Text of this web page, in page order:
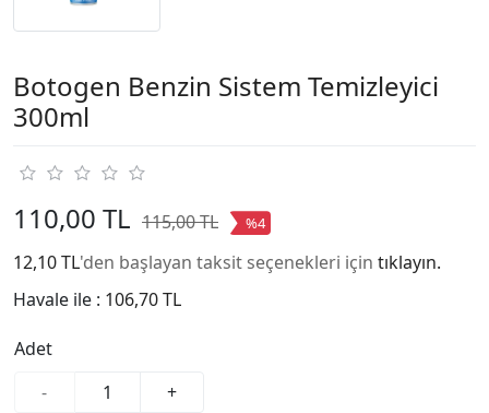
Botogen Benzin Sistem Temizleyici
300ml
110,00 TL 115,00 TL %4
12,10 TL'den başlayan taksit seçenekleri için tıklayın.
Havale ile : 106,70 TL
Adet
-
+